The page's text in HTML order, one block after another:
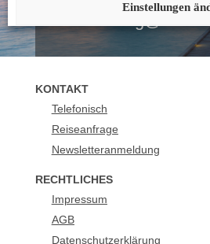
Einstellungen
KONTAKT
Telefonisch
Reiseanfrage
Newsletteranmeldung
RECHTLICHES
Impressum
AGB
Datenschutzerklärung